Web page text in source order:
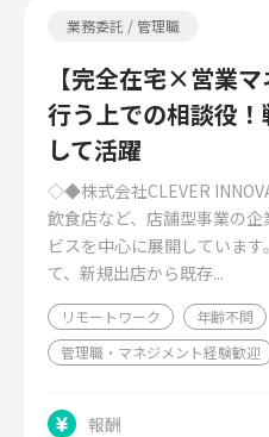
業務委託 / 管理職
【完全在宅×営業
行う上での相談役
して活躍
◇◆株式会社CLEVER
飲食店など、店舗型事業の
ビスを中心に展開していま
て、新規出店から既存...
リモートワーク
年齢不問
管理職・マネジメント経験歓迎
報酬